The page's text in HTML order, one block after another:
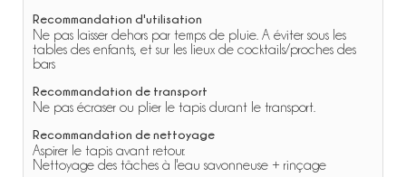
Recommandation d'utilisation
Ne pas laisser dehors par temps de pluie. A éviter sous les
tables des enfants, et sur les lieux de cocktails/proches des
bars
Recommandation de transport
Ne pas écraser ou plier le tapis durant le transport.
Recommandation de nettoyage
Aspirer le tapis avant retour.
Nettoyage des tâches à l'eau savonneuse + rinçage